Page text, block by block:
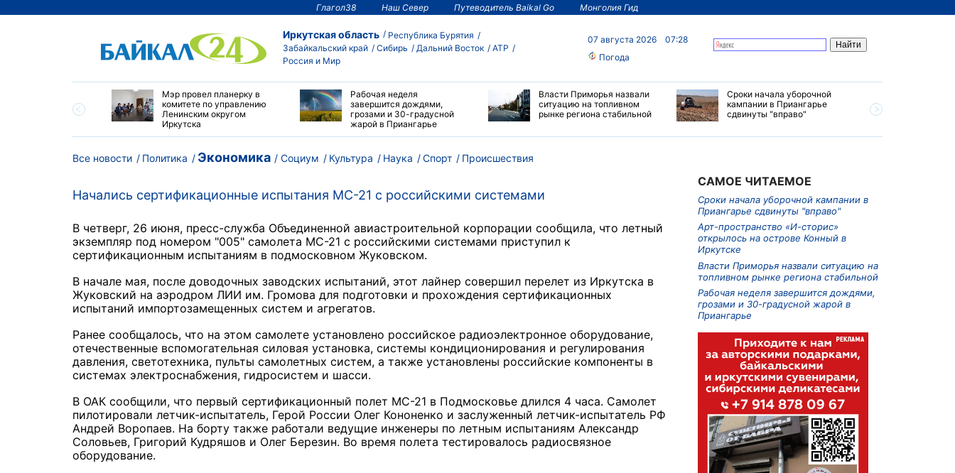
Глагол38 Наш Север Путеводитель Baikal Go Монголия Гид
Иркутская область
Республика Бурятия
Забайкальский край
Сибирь Дальний Восток
АТР
Россия и Мир
07 августа 2026
07:28
Погода
сделать
Мэр провел планерку в
комитете по управлению
Ленинским округом
Иркутска
Рабочая неделя
завершится дождями,
грозами и 30-градусной
жарой в Приангарье
Власти Приморья назвали
ситуацию на топливном
рынке региона стабильной
Сроки начала уборочной
кампании в Приангарье
сдвинуты "вправо"
Все новости Политика Экономика Социум Культура Наука Спорт Происшествия
Начались сертификационные испытания МС-21 с российскими системами
В четверг, 26 июня, пресс-служба Объединенной авиастроительной корпорации сообщила, что летный
экземпляр под номером "005" самолета МС-21 с российскими системами приступил к
сертификационным испытаниям в подмосковном Жуковском.
В начале мая, после доводочных заводских испытаний, этот лайнер совершил перелет из Иркутска в
Жуковский на аэродром ЛИИ им. Громова для подготовки и прохождения сертификационных
испытаний импортозамещенных систем и агрегатов.
Ранее сообщалось, что на этом самолете установлено российское радиоэлектронное оборудование,
отечественные вспомогательная силовая установка, системы кондиционирования и регулирования
давления, светотехника, пульты самолетных систем, а также установлены российские компоненты в
системах электроснабжения, гидросистем и шасси.
В ОАК сообщили, что первый сертификационный полет МС-21 в Подмосковье длился 4 часа. Самолет
пилотировали летчик-испытатель, Герой России Олег Кононенко и заслуженный летчик-испытатель РФ
Андрей Воропаев. На борту также работали ведущие инженеры по летным испытаниям Александр
Соловьев, Григорий Кудряшов и Олег Березин. Во время полета тестировалось радиосвязное
оборудование.
САМОЕ ЧИТАЕМОЕ
Сроки начала уборочной кампании в
Приангарье сдвинуты "вправо"
Арт-пространство «И-сторис»
открылось на острове Конный в
Иркутске
Власти Приморья назвали ситуацию на
топливном рынке региона стабильной
Рабочая неделя завершится дождями,
грозами и 30-градусной жарой в
Приангарье